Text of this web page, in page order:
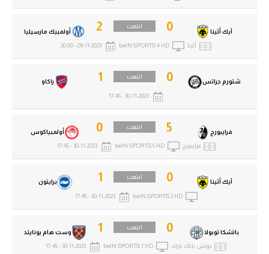
باتشكا توبولا 0 انتهت
وست هام يونايتد 1
دوتش بانك بارك beIN SPORTS 1 HD
30-11-2023 - 17:45
آيك أثينا 0 انتهت
برايتون 1
beIN SPORTS 2 HD
30-11-2023 - 17:45
فرايبورج 5 انتهت
أولمبياكوس 0
فرايبورج beIN SPORTS 5 HD
30-11-2023 - 17:45
شتورم جراتس 0 انتهت
راكاو 1
30-11-2023 - 17:45
آيك أثينا 0 انتهت
أولمبيك مارسيليا 2
أثينا beIN SPORTS 4 HD
09-11-2023 - 20:00